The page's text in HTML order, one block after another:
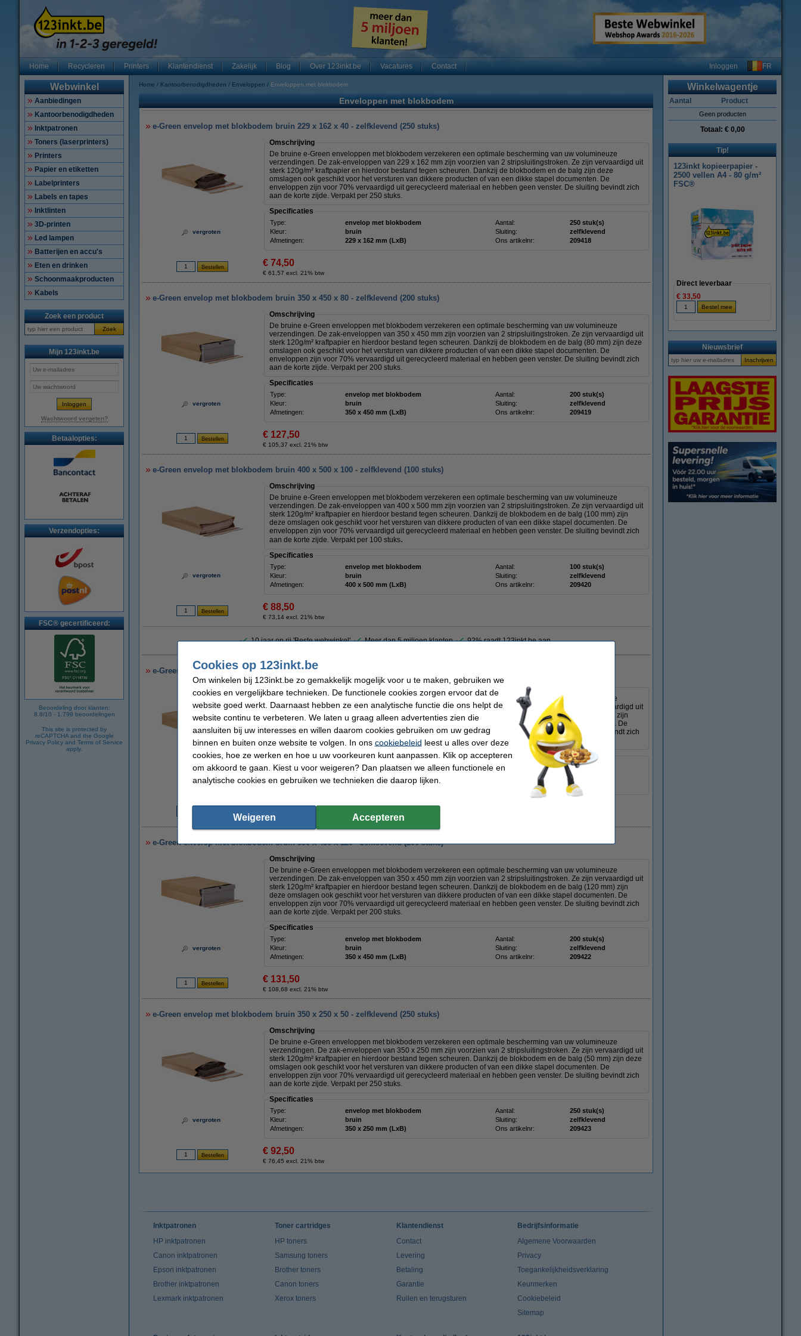
Home Recycleren Printers Klantendienst Zakelijk Blog Over 123inkt.be Vacatures Contact Inloggen FR
Webwinkel
Aanbiedingen
Kantoorbenodigdheden
Inktpatronen
Toners (laserprinters)
Printers
Papier en etiketten
Labelprinters
Labels en tapes
Inktlinten
3D-printen
Led lampen
Batterijen en accu's
Eten en drinken
Schoonmaakproducten
Kabels
Zoek een product
Zoek
Mijn 123inkt.be
Wachtwoord vergeten?
Betaalopties:
Verzendopties:
FSC® gecertificeerd:
Beoordeling door klanten:
8.8/10 - 1.799 beoordelingen
This site is protected by
reCAPTCHA and the Google
Privacy Policy and Terms of Service
apply.
Home Kantoorbenodigdheden Enveloppen Enveloppen met blokbodem
Enveloppen met blokbodem
e-Green envelop met blokbodem bruin 229 x 162 x 40 - zelfklevend (250 stuks)
vergroten
Omschrijving
De bruine e-Green enveloppen met blokbodem verzekeren een optimale bescherming van uw volumineuze
verzendingen. De zak-enveloppen van 229 x 162 mm zijn voorzien van 2 stripsluitingstroken. Ze zijn vervaardigd uit
sterk 120g/m² kraftpapier en hierdoor bestand tegen scheuren. Dankzij de blokbodem en de balg zijn deze
omslagen ook geschikt voor het versturen van dikkere producten of van een dikke stapel documenten. De
enveloppen zijn voor 70% vervaardigd uit gerecycleerd materiaal en hebben geen venster. De sluiting bevindt zich
aan de korte zijde. Verpakt per 250 stuks.
Specificaties
Type: envelop met blokbodem Aantal:
250 stuk(s)
Kleur:
bruin Sluiting:
zelfklevend
Afmetingen:
229 x 162 mm (LxB) Ons artikelnr: 209418
€ 74,50
€ 61,57 excl. 21% btw
e-Green envelop met blokbodem bruin 350 x 450 x 80 - zelfklevend (200 stuks)
vergroten
Omschrijving
De bruine e-Green enveloppen met blokbodem verzekeren een optimale bescherming van uw volumineuze
verzendingen. De zak-enveloppen van 350 x 450 mm zijn voorzien van 2 stripsluitingstroken. Ze zijn vervaardigd uit
sterk 120g/m² kraftpapier en hierdoor bestand tegen scheuren. Dankzij de blokbodem en de balg (80 mm) zijn deze
omslagen ook geschikt voor het versturen van dikkere producten of van een dikke stapel documenten. De
enveloppen zijn voor 70% vervaardigd uit gerecycleerd materiaal en hebben geen venster. De sluiting bevindt zich
aan de korte zijde. Verpakt per 200 stuks.
Specificaties
Type: envelop met blokbodem Aantal:
200 stuk(s)
Kleur:
bruin Sluiting:
zelfklevend
Afmetingen:
350 x 450 mm (LxB) Ons artikelnr: 209419
€ 127,50
€ 105,37 excl. 21% btw
e-Green envelop met blokbodem bruin 400 x 500 x 100 - zelfklevend (100 stuks)
vergroten
Omschrijving
De bruine e-Green enveloppen met blokbodem verzekeren een optimale bescherming van uw volumineuze
verzendingen. De zak-enveloppen van 400 x 500 mm zijn voorzien van 2 stripsluitingstroken. Ze zijn vervaardigd uit
sterk 120g/m² kraftpapier en hierdoor bestand tegen scheuren. Dankzij de blokbodem en de balg (100 mm) zijn
deze omslagen ook geschikt voor het versturen van dikkere producten of van een dikke stapel documenten. De
enveloppen zijn voor 70% vervaardigd uit gerecycleerd materiaal en hebben geen venster. De sluiting bevindt zich
aan de korte zijde. Verpakt per 100 stuks.
Specificaties
Type: envelop met blokbodem Aantal:
100 stuk(s)
Kleur:
bruin Sluiting:
zelfklevend
Afmetingen:
400 x 500 mm (LxB) Ons artikelnr: 209420
€ 88,50
€ 73,14 excl. 21% btw
10 jaar op rij 'Beste webwinkel' Meer dan 5 miljoen klanten 92% raadt 123inkt.be aan
e-Green envelop met blokbodem bruin 590 x 450 x 100 - zelfklevend (100 stuks)
vergroten
Omschrijving
De bruine e-Green enveloppen met blokbodem verzekeren een optimale bescherming van uw volumineuze
verzendingen. De zak-enveloppen van 590 x 450 mm zijn voorzien van 2 stripsluitingstroken. Ze zijn vervaardigd uit
sterk 120g/m² kraftpapier en hierdoor bestand tegen scheuren. Dankzij de blokbodem en de balg (100 mm) zijn
deze omslagen ook geschikt voor het versturen van dikkere producten of van een dikke stapel documenten. De
enveloppen zijn voor 70% vervaardigd uit gerecycleerd materiaal en hebben geen venster. De sluiting bevindt zich
aan de korte zijde. Verpakt per 100 stuks.
Specificaties
Type: envelop met blokbodem Aantal:
100 stuk(s)
bruin
zelfklevend
Afmetingen:
590 x 450 mm (LxB) 209421
€ 107,50
€ 88,84 excl. 21% btw
e-Green envelop met blokbodem bruin 350 x 450 x 120 - zelfklevend (200 stuks)
vergroten
Omschrijving
De bruine e-Green enveloppen met blokbodem verzekeren een optimale bescherming van uw volumineuze
verzendingen. De zak-enveloppen van 350 x 450 mm zijn voorzien van 2 stripsluitingstroken. Ze zijn vervaardigd uit
sterk 120g/m² kraftpapier en hierdoor bestand tegen scheuren. Dankzij de blokbodem en de balg (120 mm) zijn
deze omslagen ook geschikt voor het versturen van dikkere producten of van een dikke stapel documenten. De
enveloppen zijn voor 70% vervaardigd uit gerecycleerd materiaal en hebben geen venster. De sluiting bevindt zich
aan de korte zijde. Verpakt per 200 stuks.
Specificaties
Type: envelop met blokbodem Aantal:
200 stuk(s)
Kleur:
bruin Sluiting:
zelfklevend
Afmetingen:
350 x 450 mm (LxB) Ons artikelnr: 209422
€ 131,50
€ 108,68 excl. 21% btw
e-Green envelop met blokbodem bruin 350 x 250 x 50 - zelfklevend (250 stuks)
vergroten
Omschrijving
De bruine e-Green enveloppen met blokbodem verzekeren een optimale bescherming van uw volumineuze
verzendingen. De zak-enveloppen van 350 x 250 mm zijn voorzien van 2 stripsluitingstroken. Ze zijn vervaardigd uit
sterk 120g/m² kraftpapier en hierdoor bestand tegen scheuren. Dankzij de blokbodem en de balg (50 mm) zijn deze
omslagen ook geschikt voor het versturen van dikkere producten of van een dikke stapel documenten. De
enveloppen zijn voor 70% vervaardigd uit gerecycleerd materiaal en hebben geen venster. De sluiting bevindt zich
aan de korte zijde. Verpakt per 250 stuks.
Specificaties
Type: envelop met blokbodem Aantal:
250 stuk(s)
Kleur:
bruin Sluiting:
zelfklevend
Afmetingen:
350 x 250 mm (LxB) Ons artikelnr: 209423
€ 92,50
€ 76,45 excl. 21% btw
Winkelwagentje
Aantal Product
Geen producten
Totaal: € 0,00
Tip!
123inkt kopieerpapier -
2500 vellen A4 - 80 g/m²
FSC®
Direct leverbaar
€ 33,50
Nieuwsbrief
Inktpatronen
HP inktpatronen
Canon inktpatronen
Epson inktpatronen
Brother inktpatronen
Lexmark inktpatronen
Toner cartridges
HP toners
Samsung toners
Brother toners
Canon toners
Xerox toners
Klantendienst
Contact
Levering
Betaling
Garantie
Ruilen en terugsturen
Bedrijfsinformatie
Algemene Voorwaarden
Privacy
Toegankelijkheidsverklaring
Keurmerken
Cookiebeleid
Sitemap
Cookies op 123inkt.be
Om winkelen bij 123inkt.be zo gemakkelijk mogelijk voor u te maken, gebruiken we
cookies en vergelijkbare technieken. De functionele cookies zorgen ervoor dat de
website goed werkt. Daarnaast hebben ze een analytische functie die ons helpt de
website continu te verbeteren. We laten u graag alleen advertenties zien die
aansluiten bij uw interesses en willen daarom cookies gebruiken om uw gedrag
binnen en buiten onze website te volgen. In ons cookiebeleid leest u alles over deze
cookies, hoe ze werken en hoe u uw voorkeuren kunt aanpassen. Klik op accepteren
om akkoord te gaan. Kiest u voor weigeren? Dan plaatsen we alleen functionele en
analytische cookies en gebruiken we technieken die daarop lijken.
Weigeren Accepteren